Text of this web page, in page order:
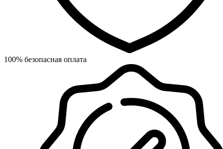
100% безопасная оплата